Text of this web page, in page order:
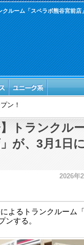
クルーム「スペラボ熊谷宮前店
ン！
】トランクル
が、3月1日
2026年
よるトランクルーム「
ンする。